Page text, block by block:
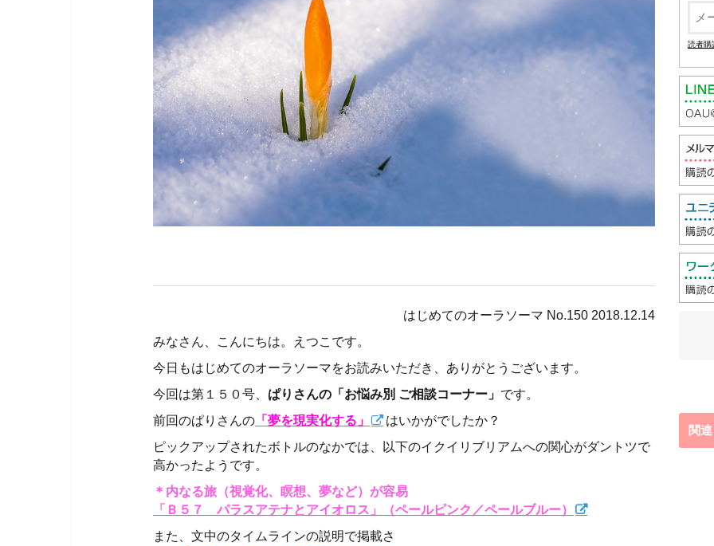
はじめてのオーラソーマ No.150 2018.12.14
みなさん、こんにちは。えつこです。
今日もはじめてのオーラソーマをお読みいただき、ありがとうございます。
今回は第１５０号、 ぱりさんの「お悩み別 ご相談コーナー」 です。
前回のぱりさんの 「夢を現実化する」
はいかがでしたか？
ピックアップされたボトルのなかでは、以下のイクイリブリアムへの関心がダントツで
高かったようです。
＊内なる旅（視覚化、瞑想、夢など）が容易
「Ｂ５７ パラスアテナとアイオロス」（ペールピンク／ペールブルー）
また、文中のタイムラインの説明で掲載さ
読者購
関